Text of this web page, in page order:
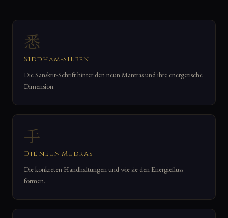
悉
Siddham-Silben
Die Sanskrit-Schrift hinter den neun Mantras und ihre energetische
Dimension.
手
Die neun Mudras
Die konkreten Handhaltungen und wie sie den Energiefluss
formen.